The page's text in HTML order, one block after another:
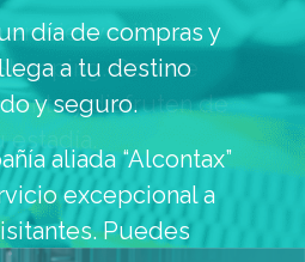
en bienvenida en
Conoce
y disfruten de
estadía.